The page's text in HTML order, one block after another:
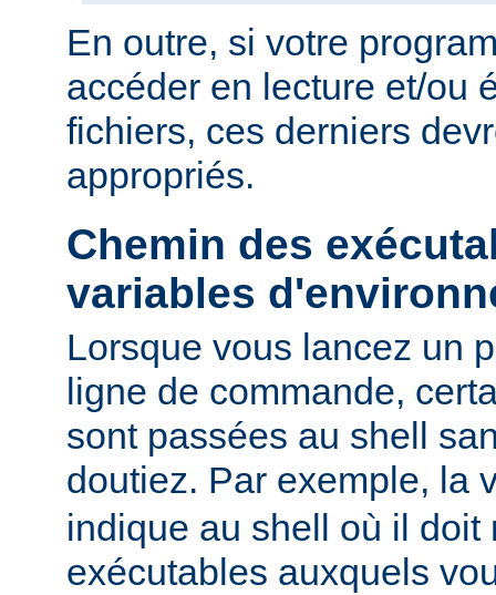
En outre, si votre
accéder en lecture et/ou
fichiers, ces derniers
appropriés.
Chemin des
variables
Lorsque vous lancez un
ligne de commande,
sont passées au shell
doutiez. Par exemple, la
indique au shell où il doit
exécutables auxquels